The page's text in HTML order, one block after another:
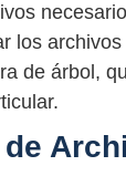
los
de árbol,